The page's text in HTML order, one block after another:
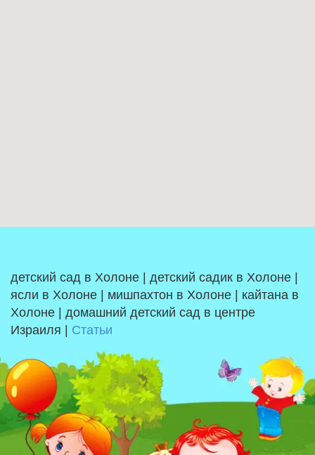
детский сад в Холоне | детский садик в Холоне |
ясли в Холоне | мишпахтон в Холоне | кайтана в
Холоне | домашний детский сад в центре
Израиля | Статьи